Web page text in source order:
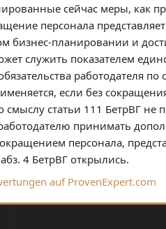
сейчас меры, как
персонала
бизнес-планировании и
служить показателем
работодателя по
если без
статьи 111 БетрВГ не
принимать
персонала,
4 БетрВГ открылись.
auf ProvenExpert.com